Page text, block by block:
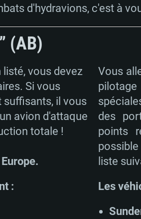
d'hydravions, c'est à
(AB)
vous devez
Si vous
suffisants, il vous
avion d'attaque
totale !
:
Vous
des
points
liste
Les